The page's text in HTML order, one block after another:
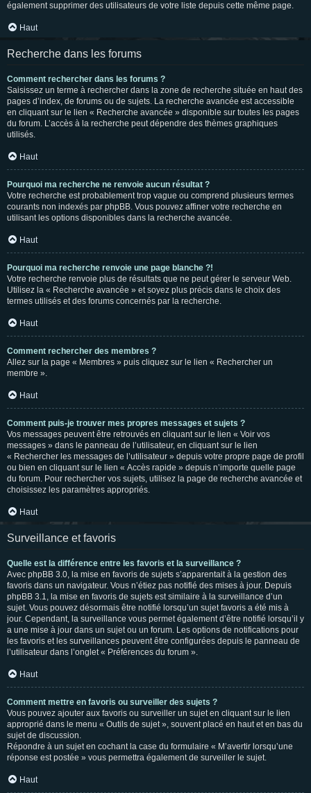
également supprimer des utilisateurs de votre liste depuis cette même page.
Haut
Recherche dans les forums
Comment rechercher dans les forums ?
Saisissez un terme à rechercher dans la zone de recherche située en haut des
pages d’index, de forums ou de sujets. La recherche avancée est accessible
en cliquant sur le lien « Recherche avancée » disponible sur toutes les pages
du forum. L’accès à la recherche peut dépendre des thèmes graphiques
utilisés.
Haut
Pourquoi ma recherche ne renvoie aucun résultat ?
Votre recherche est probablement trop vague ou comprend plusieurs termes
courants non indexés par phpBB. Vous pouvez affiner votre recherche en
utilisant les options disponibles dans la recherche avancée.
Haut
Pourquoi ma recherche renvoie une page blanche ?!
Votre recherche renvoie plus de résultats que ne peut gérer le serveur Web.
Utilisez la « Recherche avancée » et soyez plus précis dans le choix des
termes utilisés et des forums concernés par la recherche.
Haut
Comment rechercher des membres ?
Allez sur la page « Membres » puis cliquez sur le lien « Rechercher un
membre ».
Haut
Comment puis-je trouver mes propres messages et sujets ?
Vos messages peuvent être retrouvés en cliquant sur le lien « Voir vos
messages » dans le panneau de l’utilisateur, en cliquant sur le lien
« Rechercher les messages de l’utilisateur » depuis votre propre page de profil
ou bien en cliquant sur le lien « Accès rapide » depuis n’importe quelle page
du forum. Pour rechercher vos sujets, utilisez la page de recherche avancée et
choisissez les paramètres appropriés.
Haut
Surveillance et favoris
Quelle est la différence entre les favoris et la surveillance ?
Avec phpBB 3.0, la mise en favoris de sujets s’apparentait à la gestion des
favoris dans un navigateur. Vous n’étiez pas notifié des mises à jour. Depuis
phpBB 3.1, la mise en favoris de sujets est similaire à la surveillance d’un
sujet. Vous pouvez désormais être notifié lorsqu’un sujet favoris a été mis à
jour. Cependant, la surveillance vous permet également d’être notifié lorsqu’il y
a une mise à jour dans un sujet ou un forum. Les options de notifications pour
les favoris et les surveillances peuvent être configurées depuis le panneau de
l’utilisateur dans l’onglet « Préférences du forum ».
Haut
Comment mettre en favoris ou surveiller des sujets ?
Vous pouvez ajouter aux favoris ou surveiller un sujet en cliquant sur le lien
approprié dans le menu « Outils de sujet », souvent placé en haut et en bas du
sujet de discussion.
Répondre à un sujet en cochant la case du formulaire « M’avertir lorsqu’une
réponse est postée » vous permettra également de surveiller le sujet.
Haut